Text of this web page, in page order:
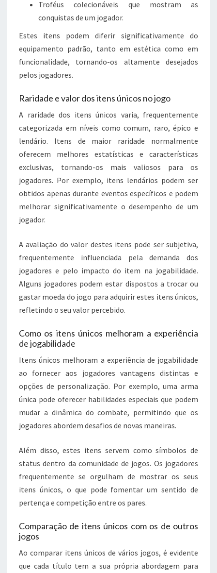
Troféus colecionáveis que mostram as
conquistas de um jogador.
Estes itens podem diferir significativamente do
equipamento padrão, tanto em estética como em
funcionalidade, tornando-os altamente desejados
pelos jogadores.
Raridade e valor dos itens únicos no jogo
A raridade dos itens únicos varia, frequentemente
categorizada em níveis como comum, raro, épico e
lendário. Itens de maior raridade normalmente
oferecem melhores estatísticas e características
exclusivas, tornando-os mais valiosos para os
jogadores. Por exemplo, itens lendários podem ser
obtidos apenas durante eventos específicos e podem
melhorar significativamente o desempenho de um
jogador.
A avaliação do valor destes itens pode ser subjetiva,
frequentemente influenciada pela demanda dos
jogadores e pelo impacto do item na jogabilidade.
Alguns jogadores podem estar dispostos a trocar ou
gastar moeda do jogo para adquirir estes itens únicos,
refletindo o seu valor percebido.
Como os itens únicos melhoram a experiência
de jogabilidade
Itens únicos melhoram a experiência de jogabilidade
ao fornecer aos jogadores vantagens distintas e
opções de personalização. Por exemplo, uma arma
única pode oferecer habilidades especiais que podem
mudar a dinâmica do combate, permitindo que os
jogadores abordem desafios de novas maneiras.
Além disso, estes itens servem como símbolos de
status dentro da comunidade de jogos. Os jogadores
frequentemente se orgulham de mostrar os seus
itens únicos, o que pode fomentar um sentido de
pertença e competição entre os pares.
Comparação de itens únicos com os de outros
jogos
Ao comparar itens únicos de vários jogos, é evidente
que cada título tem a sua própria abordagem para